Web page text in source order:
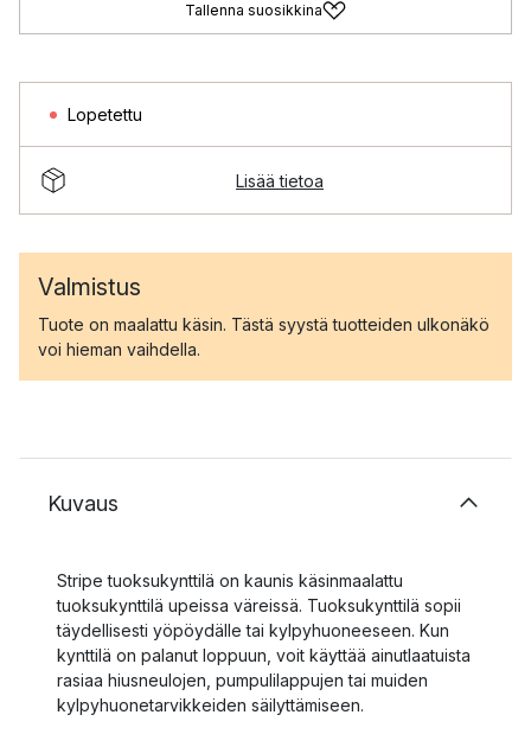
Tallenna suosikkina
Lopetettu
Lisää tietoa
Valmistus
Tuote on maalattu käsin. Tästä syystä tuotteiden ulkonäkö
voi hieman vaihdella.
Kuvaus
Stripe tuoksukynttilä on kaunis käsinmaalattu
tuoksukynttilä upeissa väreissä. Tuoksukynttilä sopii
täydellisesti yöpöydälle tai kylpyhuoneeseen. Kun
kynttilä on palanut loppuun, voit käyttää ainutlaatuista
rasiaa hiusneulojen, pumpulilappujen tai muiden
kylpyhuonetarvikkeiden säilyttämiseen.